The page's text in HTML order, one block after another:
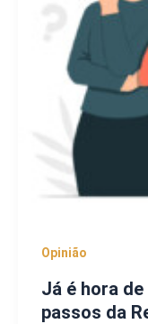
Opinião
Já é hora
passos da